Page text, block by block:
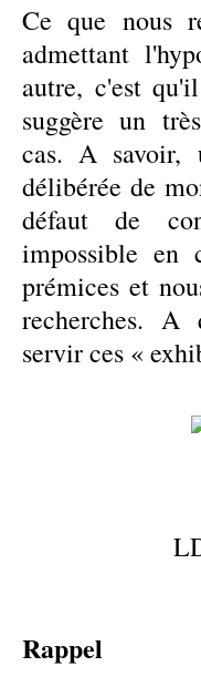
Ce que nous
admettant
autre, c'est
suggère un
cas. A savoir,
délibérée de
défaut de
impossible en
prémices et
recherches. A
servir ces «
Rappel